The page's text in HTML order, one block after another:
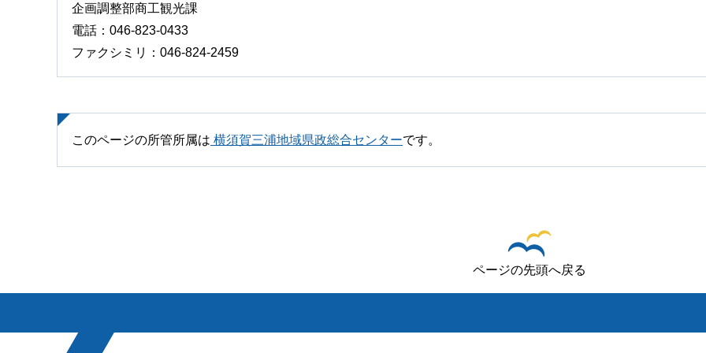
企画調整部商工観光課
電話：046-823-0433
ファクシミリ：046-824-2459
このページの所管所属は 横須賀三浦地域県政総合センターです。
ページの先頭へ戻る